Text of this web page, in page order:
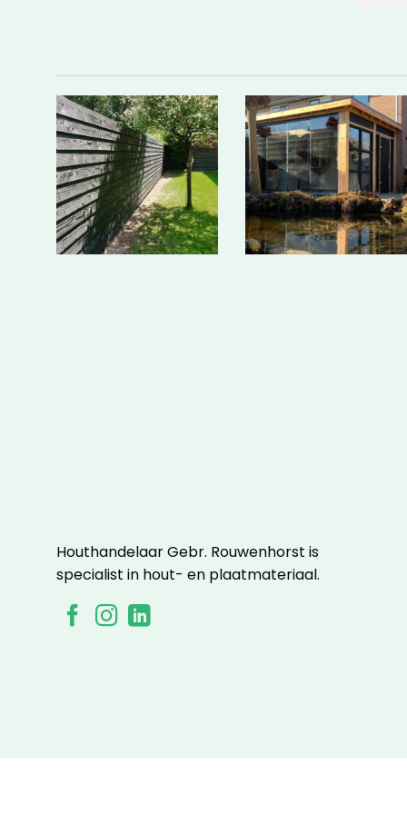
uitgevoerd.Het zijn echte
vakmannen die hun afspraken
nakomen, meedenken en
kwaliteit leveren. De
communicatie is prettig en je
weet precies waar je aan toe
bent. Het eindresultaat is
Houthandelaar Gebr. Rouwenhorst is
specialist in hout- en plaatmateriaal.